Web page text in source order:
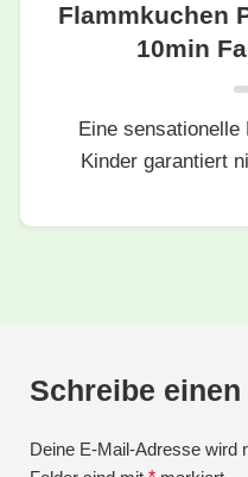
Flammkuchen
10min
Eine
Kinder garantiert
Schreibe
Deine E-Mail-Adresse wird